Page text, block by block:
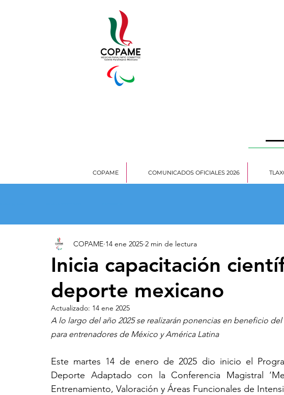
COPAME COMUNICADOS OFICIALES 2026
Inicia capacitación
deporte mexicano
COPAME 14 ene 2025 2 min de lectura
Actualizado: 14 ene 2025
A lo largo del año 2025 se realizarán ponencias en beneficio
para entrenadores de México y América Latina
Este martes 14 de enero de 2025 dio inicio el
Deporte Adaptado con la Conferencia Magistral
Entrenamiento, Valoración y Áreas Funcionales de